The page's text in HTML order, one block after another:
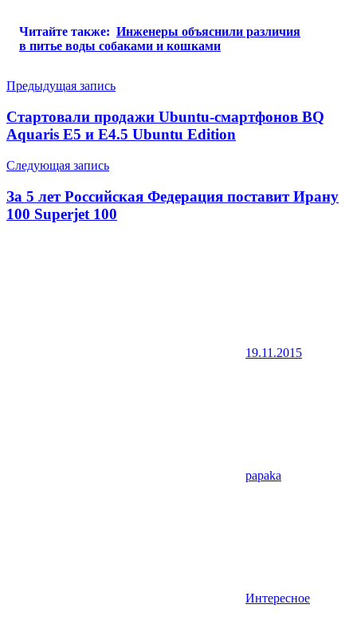
Читайте также: Инженеры объяснили различия
в питье воды собаками и кошками
Навигация
по
записям
Предыдущая запись
Стартовали продажи Ubuntu-смартфонов BQ
Aquaris E5 и E4.5 Ubuntu Edition
Следующая запись
За 5 лет Российская Федерация поставит Ирану
100 Superjet 100
19.11.2015
papaka
Интересное